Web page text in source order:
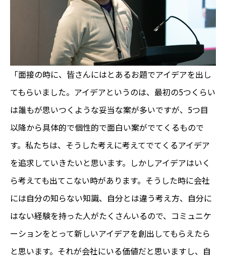
「面接の時に、皆さんにはとあるお題でアイデアを出し
てもらいました。アイデアというのは、最初の5つくらい
は誰もが思いつくような妥当な案が多いですが、5つ目
以降から具体的で個性的で面白い案がでてくるもので
す。私たちは、そうした考えに考えてでてくるアイデア
を追求していきたいと思います。しかしアイデアはいく
ら考えても出てこない時があります。そうした時に会社
には自分の知らない知識、自分とは違う考え方、自分に
はない経験を持った人がたくさんいるので、コミュニケ
ーションをとって新しいアイデアを創出してもらえたら
と思います。それが会社にいる価値だと思いますし、自